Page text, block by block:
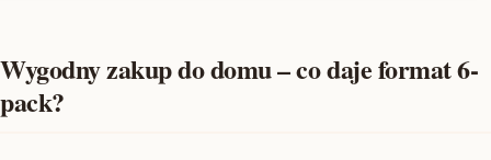
Wygodny zakup do domu – co daje format 6-
pack?